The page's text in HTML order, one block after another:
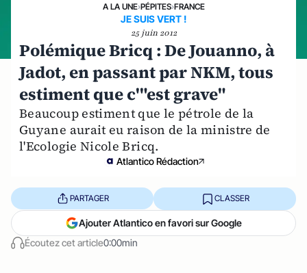
A LA UNE›PÉPITES›FRANCE
JE SUIS VERT !
25 juin 2012
Polémique Bricq : De Jouanno, à
Jadot, en passant par NKM, tous
estiment que c'"est grave"
Beaucoup estiment que le pétrole de la
Guyane aurait eu raison de la ministre de
l'Ecologie Nicole Bricq.
Atlantico Rédaction
Écoutez cet article0:00min
PARTAGER CLASSER
Ajouter Atlantico en favori sur Google